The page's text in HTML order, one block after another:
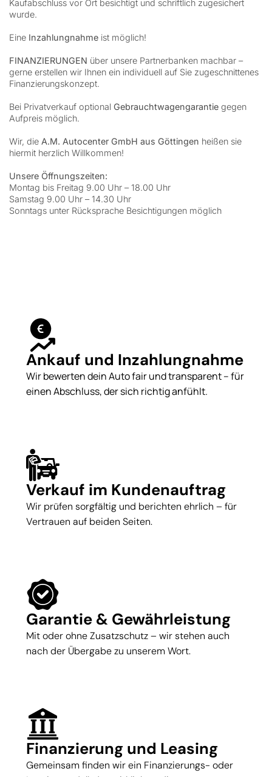
Kaufabschluss vor Ort besichtigt und schriftlich zugesichert
wurde.
Eine Inzahlungnahme ist möglich!
FINANZIERUNGEN über unsere Partnerbanken machbar –
gerne erstellen wir Ihnen ein individuell auf Sie zugeschnittenes
Finanzierungskonzept.
Bei Privatverkauf optional Gebrauchtwagengarantie gegen
Aufpreis möglich.
Wir, die A.M. Autocenter GmbH aus Göttingen heißen sie
hiermit herzlich Willkommen!
Unsere Öffnungszeiten:
Montag bis Freitag 9.00 Uhr – 18.00 Uhr
Samstag 9.00 Uhr – 14.30 Uhr
Sonntags unter Rücksprache Besichtigungen möglich
Ankauf und Inzahlungnahme
Wir bewerten dein Auto fair und transparent – für
einen Abschluss, der sich richtig anfühlt.
Verkauf im Kundenauftrag
Wir prüfen sorgfältig und berichten ehrlich – für
Vertrauen auf beiden Seiten.
Garantie & Gewährleistung
Mit oder ohne Zusatzschutz – wir stehen auch
nach der Übergabe zu unserem Wort.
Finanzierung und Leasing
Gemeinsam finden wir ein Finanzierungs- oder